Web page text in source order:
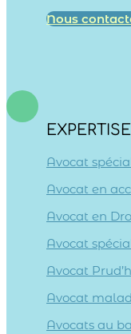
Nous
Avocat
Avocat en
Avocat en
Avocat
Avocat
Avocat
Avocats au